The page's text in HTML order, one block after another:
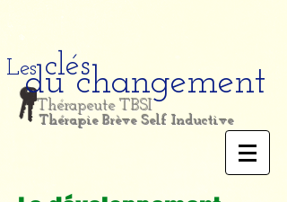
Thérapeute TBSI
Thérapie Brève Self Inductive
Les clés
du changement